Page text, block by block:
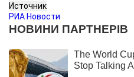
Источник
РИА Новости